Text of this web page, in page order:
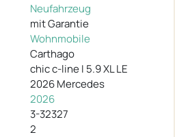
Neufahrzeug
mit Garantie
Wohnmobile
Carthago
chic c-line I 5.9 XL LE
2026 Mercedes
2026
3-32327
2